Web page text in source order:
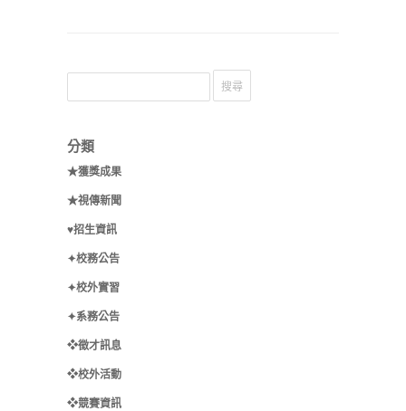
分類
★獲獎成果
★視傳新聞
♥招生資訊
✦校務公告
✦校外實習
✦系務公告
❖徵才訊息
❖校外活動
❖競賽資訊